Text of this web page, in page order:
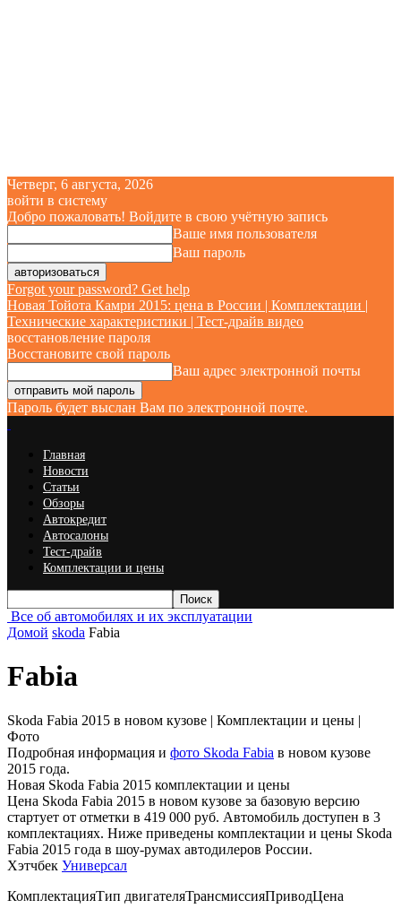
Четверг, 6 августа, 2026
войти в систему
Добро пожаловать! Войдите в свою учётную запись
Ваше имя пользователя
Ваш пароль
Forgot your password? Get help
Новая Тойота Камри 2015: цена в России | Комплектации |
Технические характеристики | Тест-драйв видео
восстановление пароля
Восстановите свой пароль
Ваш адрес электронной почты
Пароль будет выслан Вам по электронной почте.
Главная
Новости
Статьи
Обзоры
Автокредит
Автосалоны
Тест-драйв
Комплектации и цены
Все об автомобилях и их эксплуатации
Домой skoda Fabia
Fabia
Skoda Fabia 2015 в новом кузове | Комплектации и цены |
Фото
Подробная информация и фото Skoda Fabia в новом кузове
2015 года.
Новая Skoda Fabia 2015 комплектации и цены
Цена Skoda Fabia 2015 в новом кузове за базовую версию
стартует от отметки в 419 000 руб. Автомобиль доступен в 3
комплектациях. Ниже приведены комплектации и цены Skoda
Fabia 2015 года в шоу-румах автодилеров России.
Хэтчбек Универсал
КомплектацияТип двигателяТрансмиссияПриводЦена